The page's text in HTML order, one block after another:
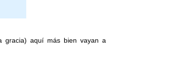
gracia) aquí más bien vayan a